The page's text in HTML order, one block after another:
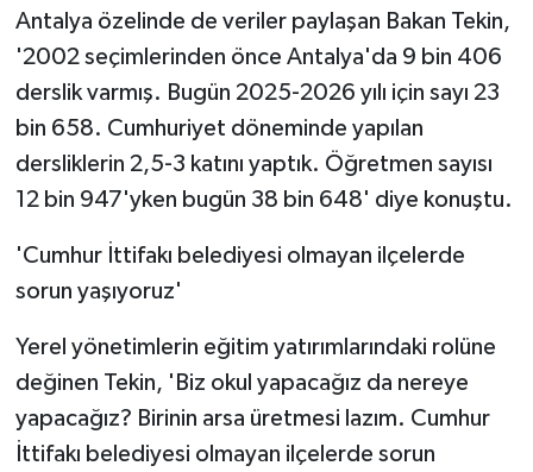
Antalya özelinde de veriler paylaşan Bakan Tekin,
'2002 seçimlerinden önce Antalya'da 9 bin 406
derslik varmış. Bugün 2025-2026 yılı için sayı 23
bin 658. Cumhuriyet döneminde yapılan
dersliklerin 2,5-3 katını yaptık. Öğretmen sayısı
12 bin 947'yken bugün 38 bin 648' diye konuştu.
'Cumhur İttifakı belediyesi olmayan ilçelerde
sorun yaşıyoruz'
Yerel yönetimlerin eğitim yatırımlarındaki rolüne
değinen Tekin, 'Biz okul yapacağız da nereye
yapacağız? Birinin arsa üretmesi lazım. Cumhur
İttifakı belediyesi olmayan ilçelerde sorun